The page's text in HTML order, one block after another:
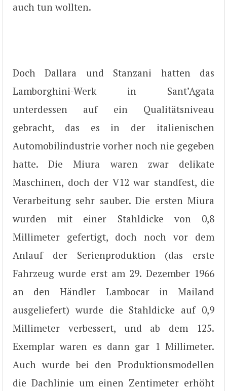
auch tun wollten.
Doch Dallara und Stanzani hatten das
Lamborghini-Werk in Sant’Agata
unterdessen auf ein Qualitätsniveau
gebracht, das es in der italienischen
Automobilindustrie vorher noch nie gegeben
hatte. Die Miura waren zwar delikate
Maschinen, doch der V12 war standfest, die
Verarbeitung sehr sauber. Die ersten Miura
wurden mit einer Stahldicke von 0,8
Millimeter gefertigt, doch noch vor dem
Anlauf der Serienproduktion (das erste
Fahrzeug wurde erst am 29. Dezember 1966
an den Händler Lambocar in Mailand
ausgeliefert) wurde die Stahldicke auf 0,9
Millimeter verbessert, und ab dem 125.
Exemplar waren es dann gar 1 Millimeter.
Auch wurde bei den Produktionsmodellen
die Dachlinie um einen Zentimeter erhöht